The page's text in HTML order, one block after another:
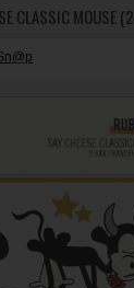
CLASSIC MOUSE